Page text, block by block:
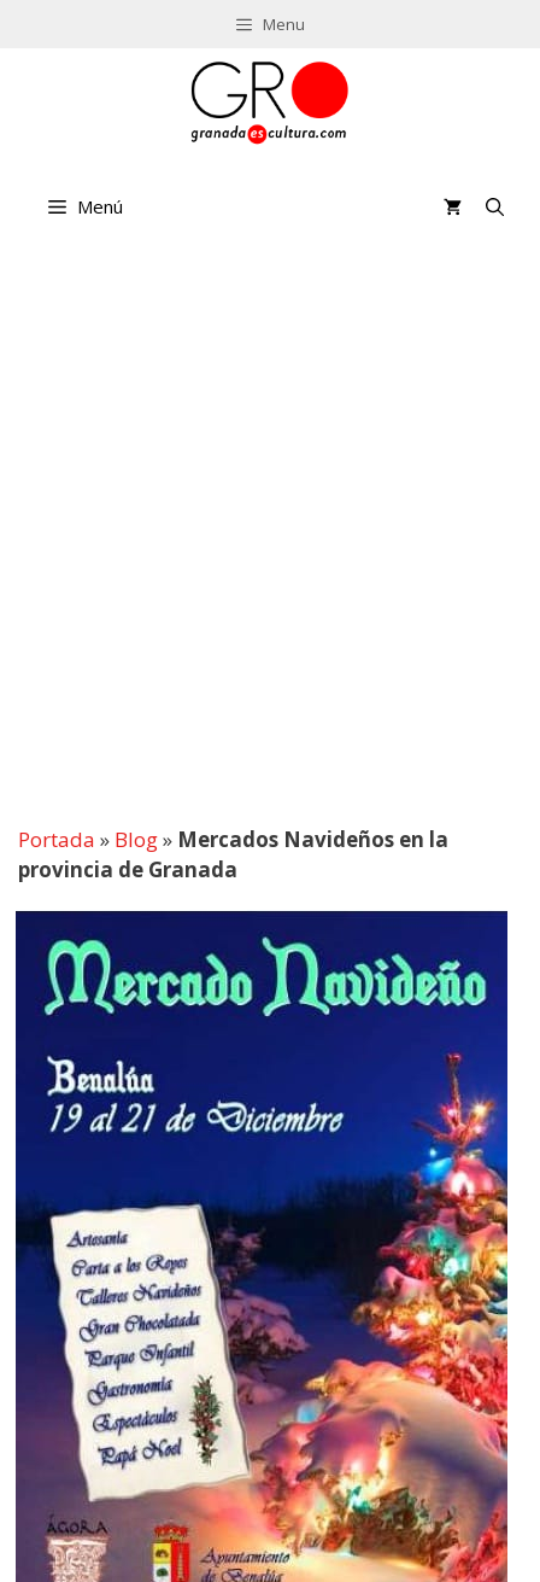
Menu
Menú
Portada » Blog» Mercados Navideños en la
provincia de Granada